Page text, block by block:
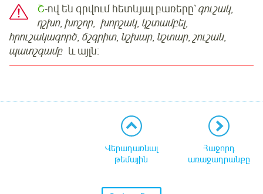
Շ-ով են գրվում հետևյալ բառերը՝գուշակ,
դշխո, խոշոր, խորշակ, կշտամբել,
հրուշակագործ, ճշգրիտ, նշխար, նշտար, շուշան,
պատշգամբ և այլն:
Վերադառնալ
թեմային
Հաջորդ
առաջադրանքը